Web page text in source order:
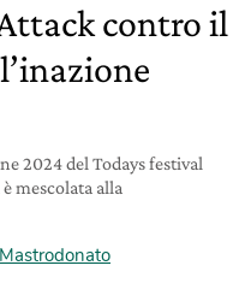
contro il
2024 del Todays festival
mescolata alla